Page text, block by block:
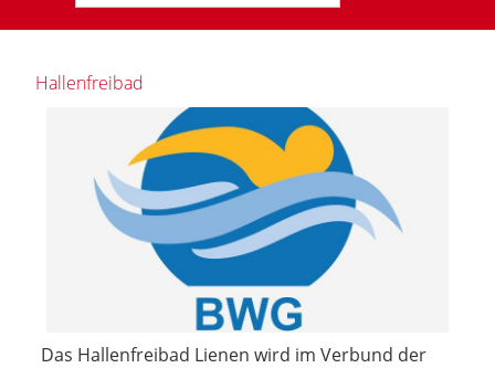
Hallenfreibad
Das Hallenfreibad Lienen wird im Verbund der